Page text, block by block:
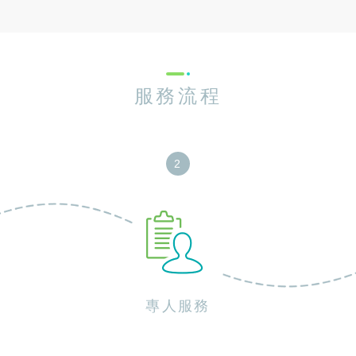
服務流程
專人服務